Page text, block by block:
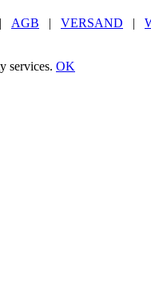
AGB | VERSAND |
services. OK